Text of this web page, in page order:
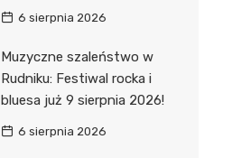
6 sierpnia 2026
Muzyczne szaleństwo w
Rudniku: Festiwal rocka i
bluesa już 9 sierpnia 2026!
6 sierpnia 2026